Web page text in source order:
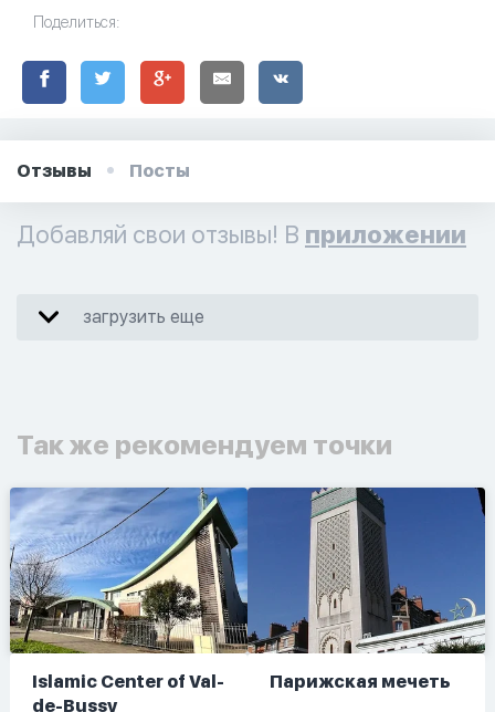
Поделиться:
Отзывы Посты
Добавляй свои отзывы! В приложении
загрузить еще
Так же рекомендуем точки
Islamic Center of Val-
de-Bussy
Парижская мечеть